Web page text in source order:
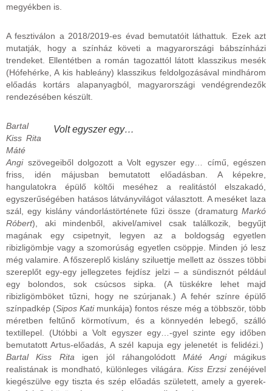
megyékben is.
A fesztiválon a 2018/2019-es évad bemutatóit láthattuk. Ezek azt
mutatják, hogy a színház követi a magyarországi bábszínházi
trendeket. Ellentétben a román tagozattól látott klasszikus mesék
(Hófehérke, A kis hableány) klasszikus feldolgozásával mindhárom
előadás kortárs alapanyagból, magyarországi vendégrendezők
rendezésében készült.
Volt egyszer egy…
Bartal
Kiss Rita
Máté
Angiszövegeiből dolgozott a Volt egyszer egy… című, egészen
friss, idén májusban bemutatott előadásban. A képekre,
hangulatokra épülő költői meséhez a realitástól elszakadó,
egyszerűségében hatásos látványvilágot választott. A meséket laza
szál, egy kislány vándorlástörténete fűzi össze (dramaturg Markó
Róbert), aki mindenből, akivel/amivel csak találkozik, begyűjt
magának egy csipetnyit, legyen az a boldogság egyetlen
ribizligömbje vagy a szomorúság egyetlen csöppje. Minden jó lesz
még valamire. A főszereplő kislány sziluettje mellett az összes többi
szereplőt egy-egy jellegzetes fejdísz jelzi – a sündisznót például
egy bolondos, sok csúcsos sipka. (A tüskékre lehet majd
ribizligömböket tűzni, hogy ne szúrjanak.) A fehér színre épülő
színpadkép (Sipos Katimunkája) fontos része még a többször, több
méretben feltűnő körmotívum, és a könnyedén lebegő, szálló
textillepel. (Utóbbi a Volt egyszer egy…-gyel szinte egy időben
bemutatott Artus-előadás, A szél kapuja egy jelenetét is felidézi.)
Bartal Kiss Rita igen jól ráhangolódottMáté Angimágikus
realistának is mondható, különleges világára. Kiss Erzsizenéjével
kiegészülve egy tiszta és szép előadás született, amely a gyerek-